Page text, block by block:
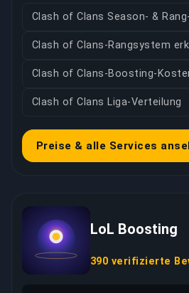
Clash of Clans Season- &
Clash of Clans-Rangsystem
Clash of Clans-Boosting-
Clash of Clans Liga-Verteilung
Preise & alle Services
LoL Boosting
390 verifizierte